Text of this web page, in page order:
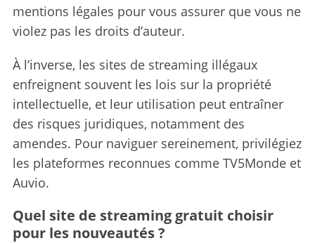
mentions légales pour vous assurer que vous ne
violez pas les droits d’auteur.
À l’inverse, les sites de streaming illégaux
enfreignent souvent les lois sur la propriété
intellectuelle, et leur utilisation peut entraîner
des risques juridiques, notamment des
amendes. Pour naviguer sereinement, privilégiez
les plateformes reconnues comme TV5Monde et
Auvio.
Quel site de streaming gratuit choisir
pour les nouveautés ?